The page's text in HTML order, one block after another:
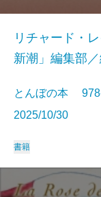
リチャード・
新潮」編集部
とんぼの本
2025/10/30
書籍